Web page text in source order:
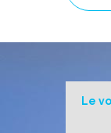
Le